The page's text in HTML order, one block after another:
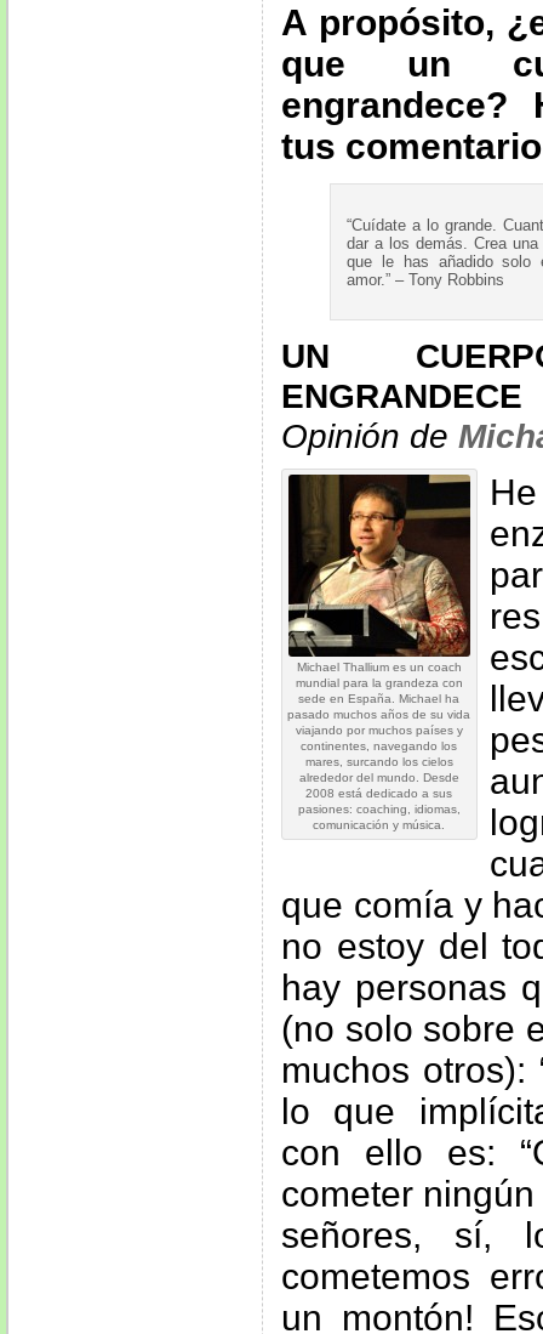
A propósito,
que un
engrandece?
tus
“Cuídate a lo grande.
dar a los demás. Crea
que le has añadido solo
amor.” – Tony Robbins
UN
ENGRANDECE
Opinión de
Michael Thallium es un coach
mundial para la grandeza con
sede en España. Michael ha
pasado muchos años de su vida
viajando por muchos países y
continentes, navegando los
mares, surcando los cielos
alrededor del mundo. Desde
2008 está dedicado a sus
pasiones: coaching, idiomas,
comunicación y música.
que comía y
no estoy del
hay personas
(no solo sobre
muchos otros):
lo que
con ello es:
cometer
señores, sí,
cometemos
un montón!